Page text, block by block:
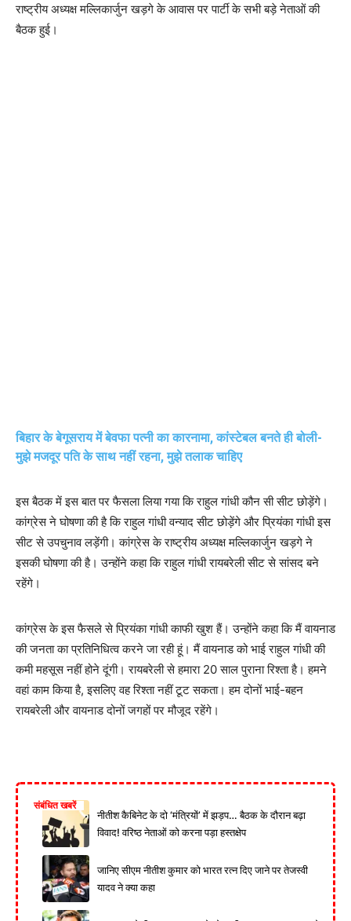
राष्ट्रीय अध्यक्ष मल्लिकार्जुन खड़गे के आवास पर पार्टी के सभी बड़े नेताओं की
बैठक हुई।
बिहार के बेगूसराय में बेवफा पत्नी का कारनामा, कांस्टेबल बनते ही बोली-
मुझे मजदूर पति के साथ नहीं रहना, मुझे तलाक चाहिए
इस बैठक में इस बात पर फैसला लिया गया कि राहुल गांधी कौन सी सीट छोड़ेंगे।
कांग्रेस ने घोषणा की है कि राहुल गांधी वन्याद सीट छोड़ेंगे और प्रियंका गांधी इस
सीट से उपचुनाव लड़ेंगी। कांग्रेस के राष्ट्रीय अध्यक्ष मल्लिकार्जुन खड़गे ने
इसकी घोषणा की है। उन्होंने कहा कि राहुल गांधी रायबरेली सीट से सांसद बने
रहेंगे।
कांग्रेस के इस फैसले से प्रियंका गांधी काफी खुश हैं। उन्होंने कहा कि मैं वायनाड
की जनता का प्रतिनिधित्व करने जा रही हूं। मैं वायनाड को भाई राहुल गांधी की
कमी महसूस नहीं होने दूंगी। रायबरेली से हमारा 20 साल पुराना रिश्ता है। हमने
वहां काम किया है, इसलिए वह रिश्ता नहीं टूट सकता। हम दोनों भाई-बहन
रायबरेली और वायनाड दोनों जगहों पर मौजूद रहेंगे।
संबंधित खबरें
नीतीश कैबिनेट के दो ‘मंत्रियों’ में झड़प… बैठक के दौरान बढ़ा
विवाद! वरिष्ठ नेताओं को करना पड़ा हस्तक्षेप
जानिए सीएम नीतीश कुमार को भारत रत्न दिए जाने पर तेजस्वी
यादव ने क्या कहा